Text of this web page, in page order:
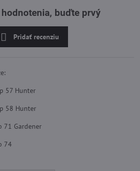
buďte prvý
Pridať recenziu
57 Hunter
58 Hunter
Gardener
74